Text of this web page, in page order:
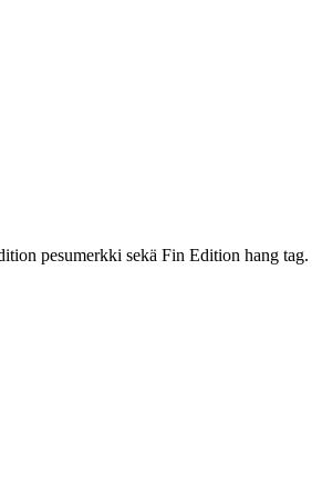
pesumerkki sekä Fin Edition hang tag.